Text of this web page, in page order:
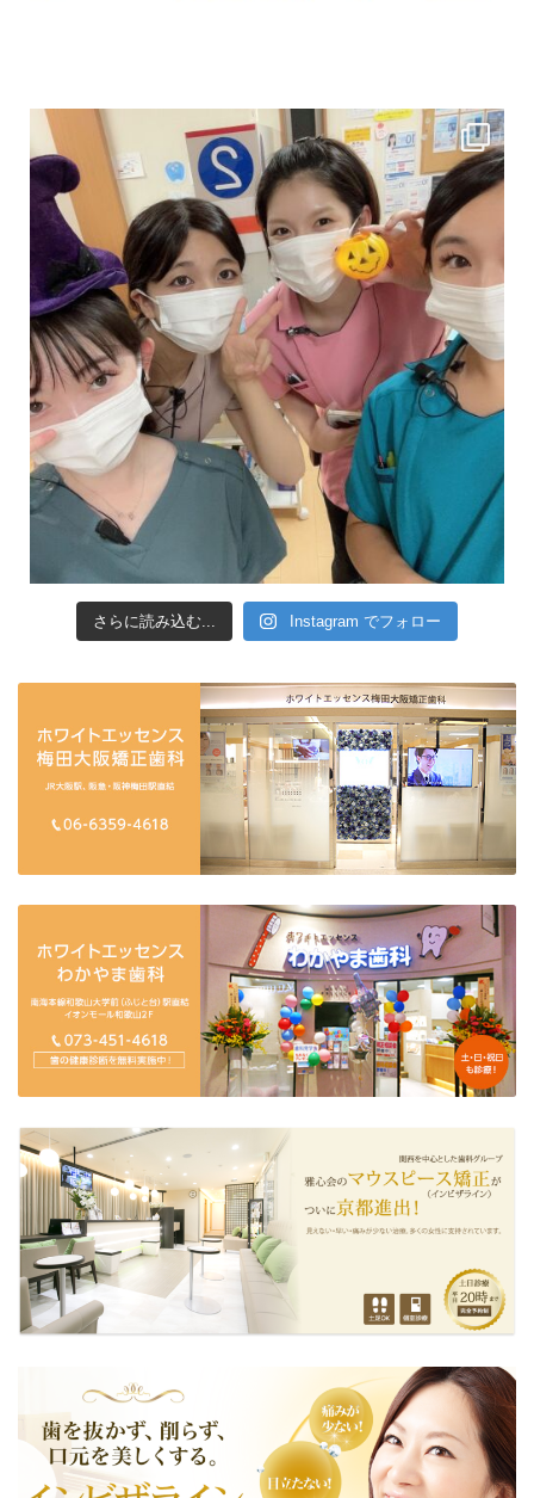
さらに読み込む... Instagram でフォロー